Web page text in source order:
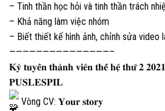
– Tinh thần học hỏi và tinh thần trách
– Khả năng làm việc nhóm
– Biết thiết kế hình ảnh, chỉnh sửa video
———————————————–
𝐊𝐲̀ 𝐭𝐮𝐲𝐞̂̉𝐧 𝐭𝐡𝐚̀𝐧𝐡 𝐯𝐢𝐞̂𝐧 𝐭𝐡𝐞̂́ 𝐡𝐞̣̂ 𝐭𝐡𝐮̛́ 𝟐
𝐏𝐔𝐒𝐋𝐄𝐒𝐏𝐈𝐋
Vòng CV: 𝐘𝐨𝐮𝐫 𝐬𝐭𝐨𝐫𝐲